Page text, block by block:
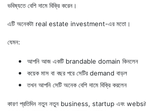
ভবিষ্যতে বেশি দামে বিক্রি করেন।
এটি অনেকটা real estate investment-এর মতো।
যেমন:
আপনি আজ একটি brandable domain কিনলেন
কয়েক মাস বা বছর পরে সেটির demand বাড়ল
তখন আপনি সেটি অনেক বেশি দামে বিক্রি করলেন
কারণ প্রতিদিন নতুন নতুন business, startup এবং